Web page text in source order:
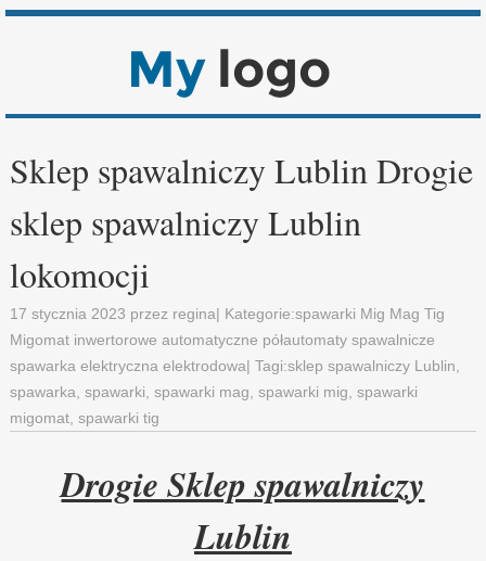
Sklep spawalniczy Lublin Drogie
sklep spawalniczy Lublin
lokomocji
17 stycznia 2023 przez regina| Kategorie:spawarki Mig Mag Tig
Migomat inwertorowe automatyczne półautomaty spawalnicze
spawarka elektryczna elektrodowa| Tagi:sklep spawalniczy Lublin
spawarka ,spawarki ,spawarki mag ,spawarki mig ,spawarki
migomat ,spawarki tig
Drogie Sklep spawalniczy
Lublin